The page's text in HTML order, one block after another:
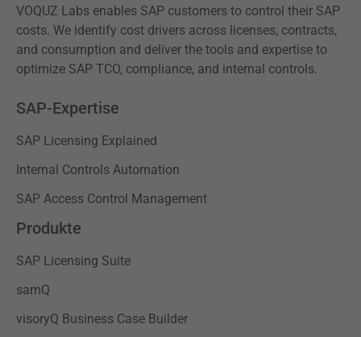
VOQUZ Labs enables SAP customers to control their SAP
costs. We identify cost drivers across licenses, contracts,
and consumption and deliver the tools and expertise to
optimize SAP TCO, compliance, and internal controls.
SAP-Expertise
SAP Licensing Explained
Internal Controls Automation
SAP Access Control Management
Produkte
SAP Licensing Suite
samQ
visoryQ Business Case Builder